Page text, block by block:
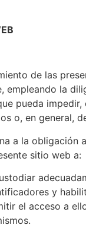
de las
empleando la
pueda
o, en general,
a la
sitio web a:
y
el acceso a